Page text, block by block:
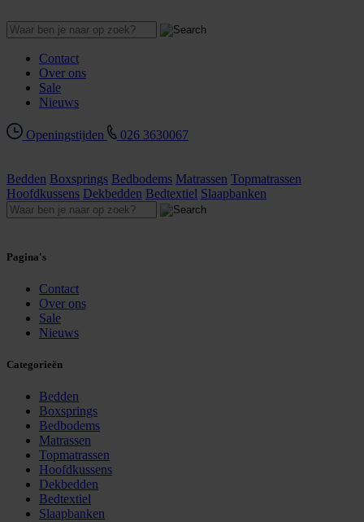
Contact
Over ons
Sale
Nieuws
Openingstijden 026 3630067
Bedden Boxsprings Bedbodems Matrassen Topmatrassen
Hoofdkussens Dekbedden Bedtextiel Slaapbanken
Pagina's
Contact
Over ons
Sale
Nieuws
Categorieën
Bedden
Boxsprings
Bedbodems
Matrassen
Topmatrassen
Hoofdkussens
Dekbedden
Bedtextiel
Slaapbanken